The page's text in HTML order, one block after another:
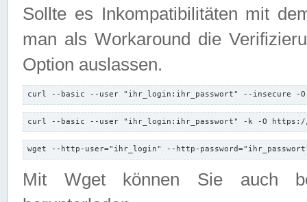
Sollte es Inkompatibilitäten mit
man als Workaround die
Option auslassen.
curl --basic --user "ihr_login:ihr_passwort" --insecure -
curl --basic --user "ihr_login:ihr_passwort" -k -O https://
wget --http-user="ihr_login" --http-
Mit Wget können Sie auch